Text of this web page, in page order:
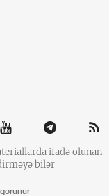
ifadə olunan
bilər